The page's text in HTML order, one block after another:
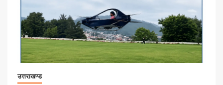
उत्तराखण्ड